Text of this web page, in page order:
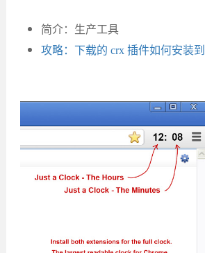
简介：生产工具
攻略：下载的 crx 插件如何安装到